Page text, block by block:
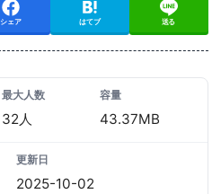
シェア はてブ 送る
最大人数
32人
容量
43.37MB
更新日
2025-10-02